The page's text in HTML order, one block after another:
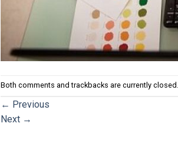
Both comments and trackbacks are currently closed.
← Previous
Next →